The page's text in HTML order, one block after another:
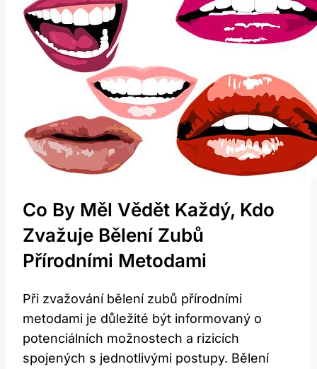
Co By Měl Vědět Každý, Kdo
Zvažuje Bělení Zubů
Přírodními Metodami
Při zvažování bělení zubů přírodními
metodami je důležité být informovaný o
potenciálních možnostech a rizicích
spojených s jednotlivými postupy. Bělení